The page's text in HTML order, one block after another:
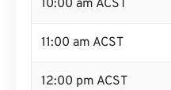
10:00 am ACST
11:00 am ACST
12:00 pm ACST